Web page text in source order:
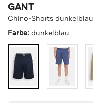
GANT
Chino-Shorts dunkelblau
Farbe: dunkelblau